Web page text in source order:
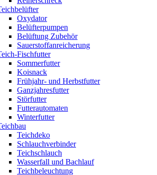
Oxydator
Belüfterpumpen
Belüftung Zubehör
Sauerstoffanreicherung
Fischfutter
Sommerfutter
Koisnack
Frühjahr- und Herbstfutter
Ganzjahresfutter
Störfutter
Futterautomaten
Winterfutter
Teichdeko
Schlauchverbinder
Teichschlauch
Wasserfall und Bachlauf
Teichbeleuchtung